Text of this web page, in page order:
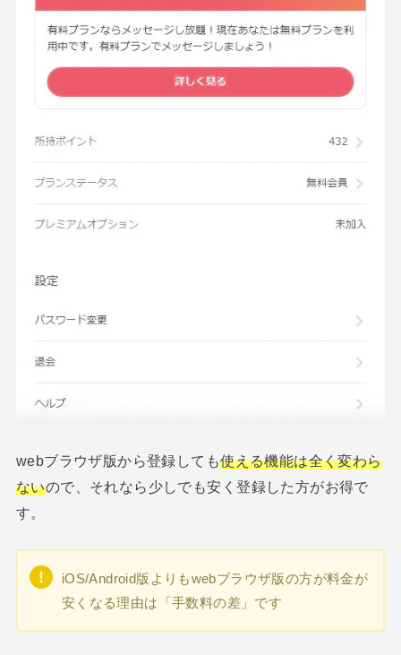
webブラウザ版から登録しても使える機能は全く変わら
ないので、それなら少しでも安く登録した方がお得で
す。
iOS/Android版よりもwebブラウザ版の方が料金が
安くなる理由は「手数料の差」です